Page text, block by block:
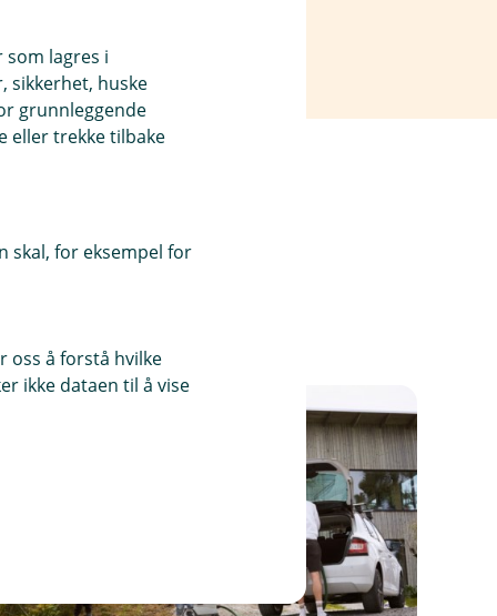
lagres i
sikkerhet, huske
grunnleggende
eller trekke tilbake
skal, for eksempel for
oss å forstå hvilke
ikke dataen til å vise